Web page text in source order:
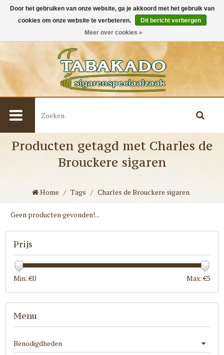
Producten getagd met Charles de
Brouckere sigaren
Home / Tags / Charles de Brouckere sigaren
Geen producten gevonden!...
Prijs
Min: €0 Max: €5
Menu
Benodigdheden
Door het gebruiken van onze website, ga je akkoord met het gebruik van
cookies om onze website te verbeteren.
Dit bericht verbergen
Meer over cookies »